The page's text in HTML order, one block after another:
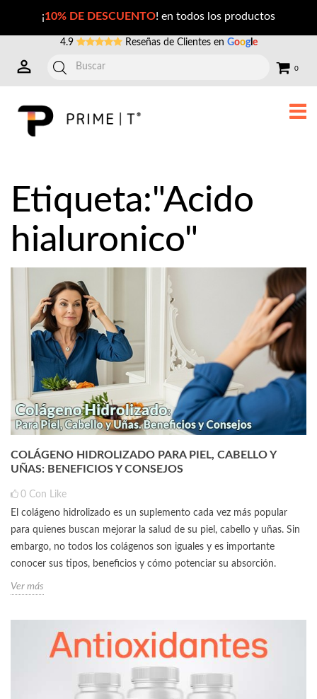
¡10% DE DESCUENTO! en todos los productos
4.9 Reseñas de Clientes en Google
0
Etiqueta:"Acido
hialuronico"
COLÁGENO HIDROLIZADO PARA PIEL, CABELLO Y
UÑAS: BENEFICIOS Y CONSEJOS
0 Con Like
El colágeno hidrolizado es un suplemento cada vez más popular
para quienes buscan mejorar la salud de su piel, cabello y uñas. Sin
embargo, no todos los colágenos son iguales y es importante
conocer sus tipos, beneficios y cómo potenciar su absorción.
Ver más